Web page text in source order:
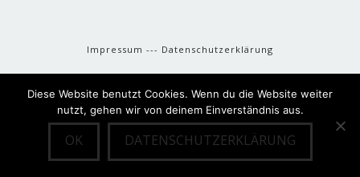
Impressum --- Datenschutzerklärung
Diese Website benutzt Cookies. Wenn du die Website weiter
nutzt, gehen wir von deinem Einverständnis aus.
OK DATENSCHUTZERKLÄRUNG